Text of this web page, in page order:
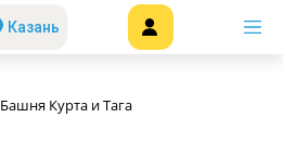
Казань
Башня Курта и Тага